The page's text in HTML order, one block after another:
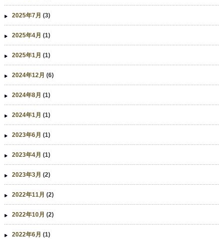
2025年7月 (3)
2025年4月 (1)
2025年1月 (1)
2024年12月 (6)
2024年8月 (1)
2024年1月 (1)
2023年6月 (1)
2023年4月 (1)
2023年3月 (2)
2022年11月 (2)
2022年10月 (2)
2022年6月 (1)